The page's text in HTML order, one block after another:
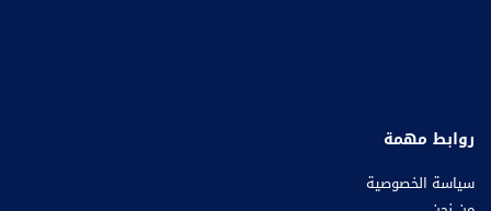
روابط مهمة
سياسة الخصوصية